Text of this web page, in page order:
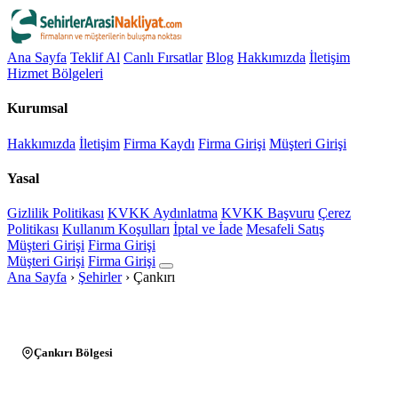
Ana Sayfa Teklif Al Canlı Fırsatlar Blog Hakkımızda İletişim
Hizmet Bölgeleri
Kurumsal
Hakkımızda İletişim Firma Kaydı Firma Girişi Müşteri Girişi
Yasal
Gizlilik Politikası KVKK Aydınlatma KVKK Başvuru Çerez
Politikası Kullanım Koşulları İptal ve İade Mesafeli Satış
Müşteri Girişi Firma Girişi
Müşteri Girişi Firma Girişi
Ana Sayfa › Şehirler › Çankırı
Çankırı Bölgesi